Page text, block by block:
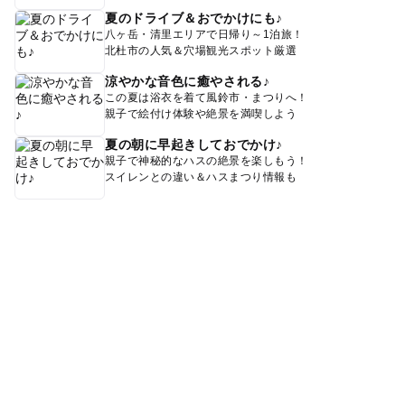
夏のドライブ＆おでかけにも♪
八ヶ岳・清里エリアで日帰り～1泊旅！
北杜市の人気＆穴場観光スポット厳選
涼やかな音色に癒やされる♪
この夏は浴衣を着て風鈴市・まつりへ！
親子で絵付け体験や絶景を満喫しよう
夏の朝に早起きしておでかけ♪
親子で神秘的なハスの絶景を楽しもう！
スイレンとの違い＆ハスまつり情報も